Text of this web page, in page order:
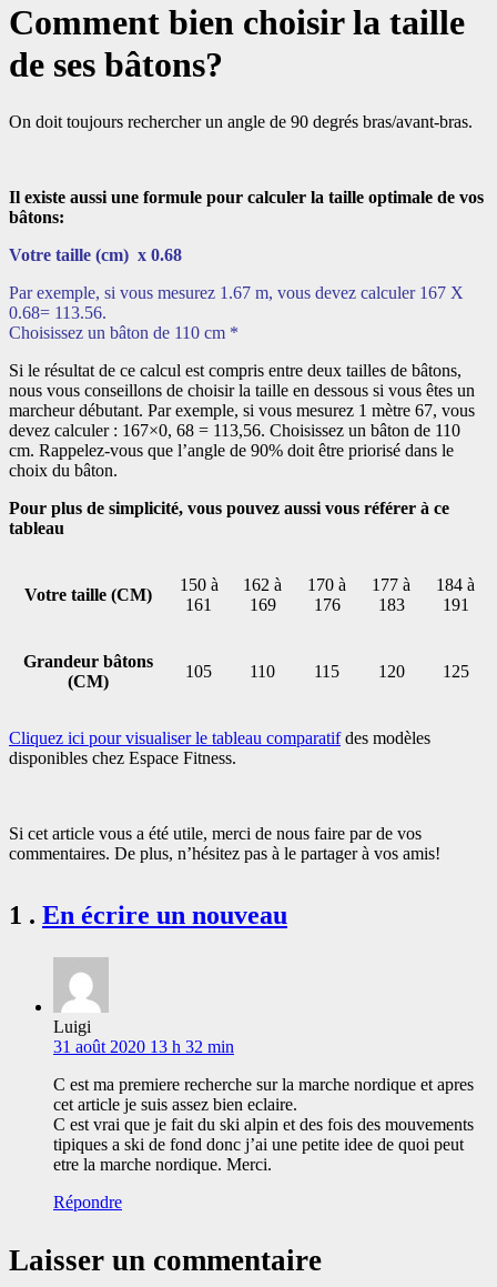
Comment bien choisir la taille
de ses bâtons?
On doit toujours rechercher un angle de 90 degrés bras/avant-bras.
Il existe aussi une formule pour calculer la taille optimale de vos
bâtons:
Votre taille (cm) x 0.68
Par exemple, si vous mesurez 1.67 m, vous devez calculer 167 X
0.68= 113.56.
Choisissez un bâton de 110 cm *
Si le résultat de ce calcul est compris entre deux tailles de bâtons,
nous vous conseillons de choisir la taille en dessous si vous êtes un
marcheur débutant. Par exemple, si vous mesurez 1 mètre 67, vous
devez calculer : 167×0, 68 = 113,56. Choisissez un bâton de 110
cm. Rappelez-vous que l’angle de 90% doit être priorisé dans le
choix du bâton.
Pour plus de simplicité, vous pouvez aussi vous référer à ce
tableau
Votre taille (CM)
150 à
161
162 à
169
170 à
176
177 à
183
184 à
191
Grandeur bâtons
(CM)
105 110 115 120 125
Cliquez ici pour visualiser le tableau comparatifdes modèles
disponibles chez Espace Fitness.
Si cet article vous a été utile, merci de nous faire par de vos
commentaires. De plus, n’hésitez pas à le partager à vos amis!
1 Commentaire
. En écrire un nouveau
Luigi
31 août 2020 13 h 32 min
C est ma premiere recherche sur la marche nordique et apres
cet article je suis assez bien eclaire.
C est vrai que je fait du ski alpin et des fois des mouvements
tipiques a ski de fond donc j’ai une petite idee de quoi peut
etre la marche nordique. Merci.
Répondre
Laisser un commentaire